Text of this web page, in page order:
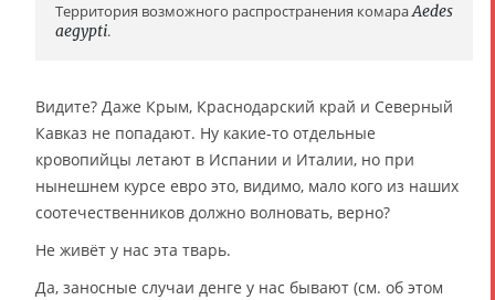
Территория возможного распространения комараAedes
aegypti.
Видите? Даже Крым, Краснодарский край и Северный
Кавказ не попадают. Ну какие-то отдельные
кровопийцы летают в Испании и Италии, но при
нынешнем курсе евро это, видимо, мало кого из наших
соотечественников должно волновать, верно?
Не живёт у нас эта тварь.
Да, заносные случаи денге у нас бывают (см. об этом